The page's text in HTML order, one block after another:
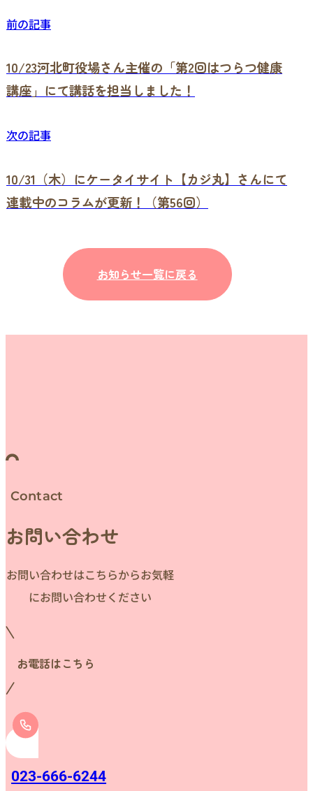
前の記事
10/23河北町役場さん主催の「第2回はつらつ健康
講座」にて講話を担当しました！
次の記事
10/31（木）にケータイサイト【カジ丸】さんにて
連載中のコラムが更新！（第56回）
お知らせ一覧に戻る
Contact
お問い合わせ
お問い合わせはこちらからお気軽
にお問い合わせください
お電話はこちら
023-666-6244